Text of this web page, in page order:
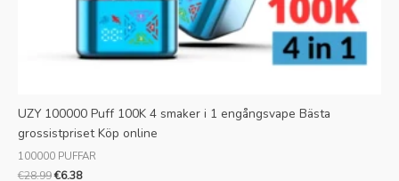
UZY 100000 Puff 100K 4 smaker i 1 engångsvape Bästa
grossistpriset Köp online
100000 PUFFAR
€28.99€6.38